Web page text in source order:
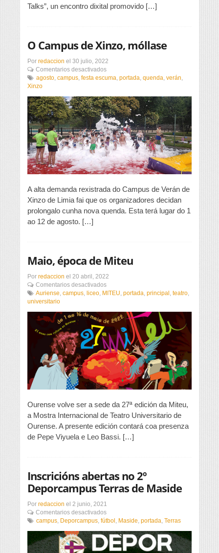
Talks”, un encontro dixital promovido […]
O Campus de Xinzo, móllase
Por redaccion el 30 julio, 2022
Comentarios desactivadosen
O
Xinzo,
móllase
agosto campus festa escuma portada quenda verán
Xinzo
A alta demanda rexistrada do Campus de Verán de
Xinzo de Limia fai que os organizadores decidan
prolongalo cunha nova quenda. Esta terá lugar do 1
ao 12 de agosto. […]
Maio, época de Miteu
Por redaccion el 20 abril, 2022
Comentarios desactivadosen
Maio,
Miteu
Auriense campus liceo MITEU portada principal teatro
universitario
Ourense volve ser a sede da 27ª edición da Miteu,
a Mostra Internacional de Teatro Universitario de
Ourense. A presente edición contará coa presenza
de Pepe Viyuela e Leo Bassi. […]
Inscricións abertas no 2º
Deporcampus Terras de Maside
Por redaccion el 2 junio, 2021
Comentarios desactivadosen
Inscricións
no
2º
campus Deporcampus fútbol Maside portada Terras